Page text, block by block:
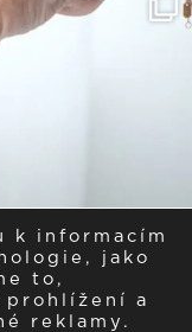
k informacím
jako
to,
prohlížení a
reklamy.